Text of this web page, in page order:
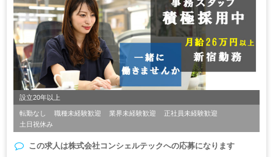
設立20年以上
転勤なし 職種未経験歓迎 業界未経験歓迎
正社員未経験歓迎
土日祝休み
この求人は株式会社コンシェルテックへの応募になります